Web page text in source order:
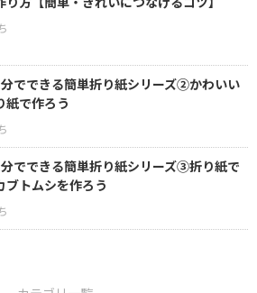
でできる簡単折り紙シリーズ②かわいい
紙で作ろう
でできる簡単折り紙シリーズ③折り紙で
ブトムシを作ろう